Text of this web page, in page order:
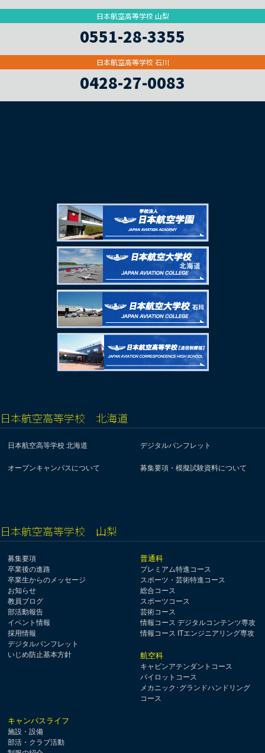
日本航空高等学校 山梨
0551-28-3355
日本航空高等学校 石川
0428-27-0083
日本航空高等学校 北海道
日本航空高等学校 北海道 デジタルパンフレット
オープンキャンパスについて 募集要項・模擬試験資料について
日本航空高等学校 山梨
募集要項
卒業後の進路
卒業生からのメッセージ
お知らせ
教員ブログ
部活動報告
イベント情報
採用情報
デジタルパンフレット
いじめ防止基本方針
普通科
プレミアム特進コース
スポーツ・芸術特進コース
総合コース
スポーツコース
芸術コース
情報コース デジタルコンテンツ専攻
情報コース ITエンジニアリング専攻
航空科
キャビンアテンダントコース
パイロットコース
メカニック･グランドハンドリング
コース
キャンパスライフ
施設・設備
部活・クラブ活動